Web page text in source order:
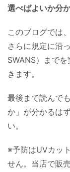
選べばよいか分
このブログでは
さらに規定に沿
SWANS）まで
きます。
最後まで読んで
か」が分かるは
い。
※予防はUVカッ
せん。当店で販